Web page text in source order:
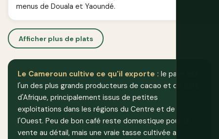
menus de Douala et Yaoundé.
Afficher plus de plats
Le Cameroun cultive ce qu'il exporte : le pays est
l'un des plus grands producteurs de cacao et de café
d'Afrique, principalement issus de petites
exploitations dans les régions du Centre et de
l'Ouest. Peu de bon café reste domestique pour la
vente au détail, mais une vraie tasse cultivée au